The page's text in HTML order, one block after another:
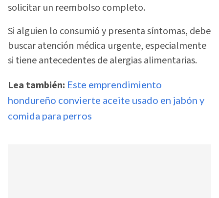
solicitar un reembolso completo.
Si alguien lo consumió y presenta síntomas, debe
buscar atención médica urgente, especialmente
si tiene antecedentes de alergias alimentarias.
Lea también: Este emprendimiento
hondureño convierte aceite usado en jabón y
comida para perros